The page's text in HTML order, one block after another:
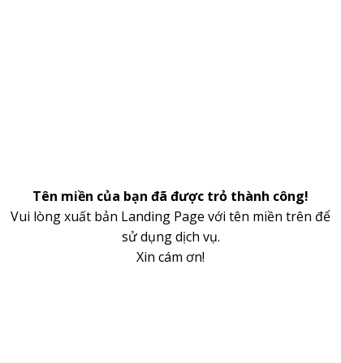
Tên miền của bạn đã được trỏ thành công!
Vui lòng xuất bản Landing Page với tên miền trên để
sử dụng dịch vụ.
Xin cám ơn!